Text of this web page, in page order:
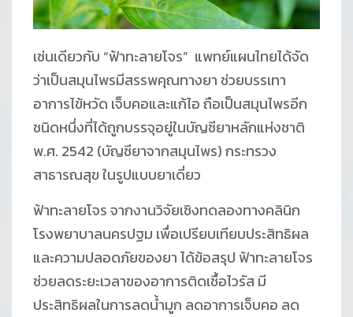
เช่นเดียวกับ “ฟ้าทะลายโจร” แพทย์แผนไทยได้จัด
ว่าเป็นสมุนไพรมีสรรพคุณทางยา ช่วยบรรเทา
อาการไข้หวัด เจ็บคอและแก้ไอ ถือเป็นสมุนไพรอีก
ชนิดหนึ่งที่ได้ถูกบรรจุอยู่ในบัญชียาหลักแห่งชาติ
พ.ศ. 2542 (บัญชียาจากสมุนไพร) กระทรวง
สาธารณสุข ในรูปแบบยาเดี่ยว
ฟ้าทะลายโจร จากงานวิจัยเชิงทดลองทางคลินิก
โรงพยาบาลนครปฐม เพื่อเปรียบเทียบประสิทธิผล
และความปลอดภัยของยา ได้ข้อสรุป ฟ้าทะลายโจร
ช่วยลดระยะเวลาของอาการติดเชื้อไวรัส มี
ประสิทธิผลในการลดน้ำมูก ลดอาการเจ็บคอ ลด